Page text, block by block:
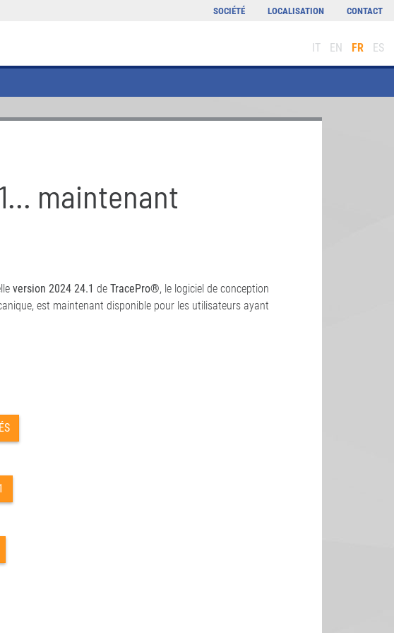
IT EN FR ES
SOCIÉTÉ LOCALISATION CONTACT
maintenant
version 2024 24.1 de TracePro®, le logiciel de conception
est maintenant disponible pour les utilisateurs ayant